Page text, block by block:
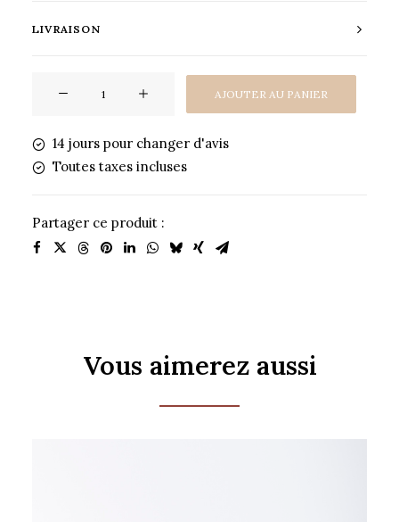
LIVRAISON
classique
-
AJOUTER AU PANIER
14 jours pour changer d'avis
Toutes taxes incluses
Partager ce produit :
Vous aimerez aussi